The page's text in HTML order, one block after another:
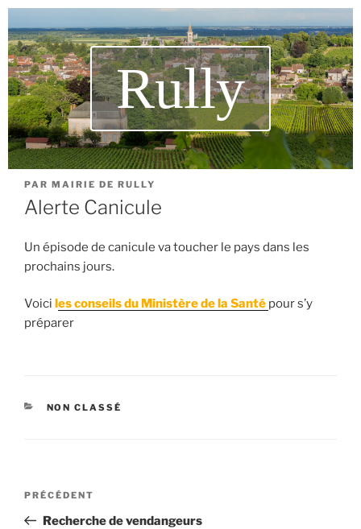
Rully
PAR MAIRIE DE RULLY
Alerte Canicule
Un épisode de canicule va toucher le pays dans les
prochains jours.
Voici les conseils du Ministère de la Santé pour s’y
préparer
NON CLASSÉ
PRÉCÉDENT
Recherche de vendangeurs